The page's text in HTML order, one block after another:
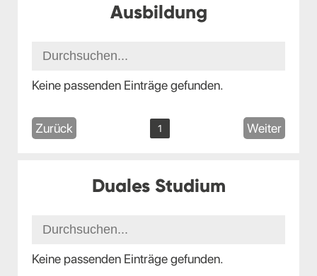
Ausbildung
Keine passenden Einträge gefunden.
Zurück 1 Weiter
Duales Studium
Keine passenden Einträge gefunden.